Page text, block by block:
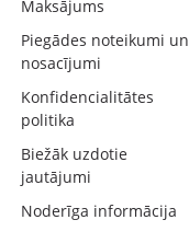
Maksājums
Piegādes noteikumi un
nosacījumi
Konfidencialitātes
politika
Biežāk uzdotie
jautājumi
Noderīga informācija